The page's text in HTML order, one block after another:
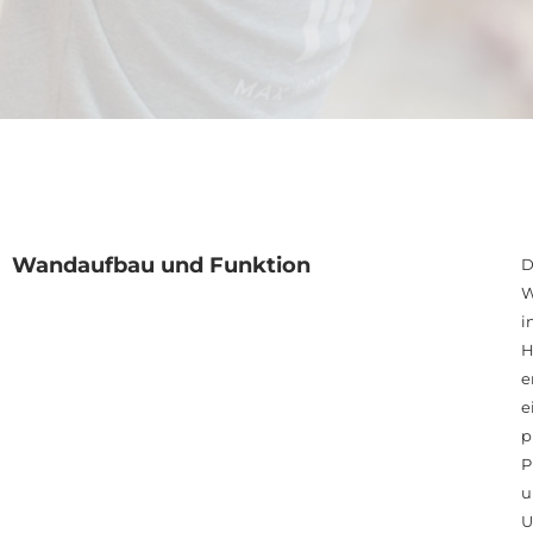
Wandaufbau und Funktion